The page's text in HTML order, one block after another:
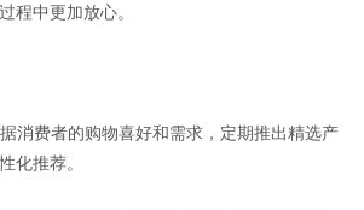
程中更加放心。
消费者的购物喜好和需求，定期推出精选产
化推荐。